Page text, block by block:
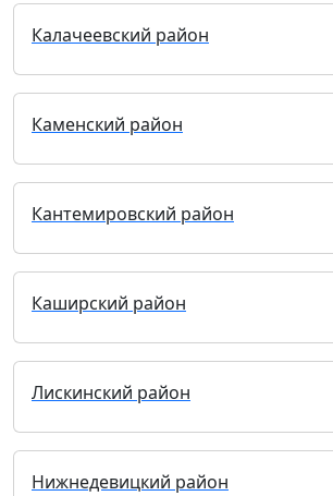
Калачеевский район
Каменский район
Кантемировский район
Каширский район
Лискинский район
Нижнедевицкий район